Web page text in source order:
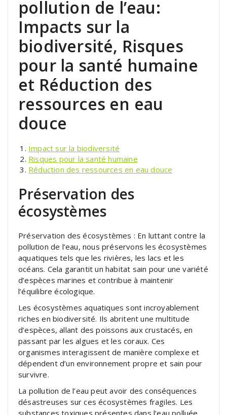
pollution de l’eau:
Impacts sur la
biodiversité, Risques
pour la santé humaine
et Réduction des
ressources en eau
douce
Impact sur la biodiversité
Risques pour la santé humaine
Réduction des ressources en eau douce
Préservation des
écosystèmes
Préservation des écosystèmes : En luttant contre la
pollution de l’eau, nous préservons les écosystèmes
aquatiques tels que les rivières, les lacs et les
océans. Cela garantit un habitat sain pour une variété
d’espèces marines et contribue à maintenir
l’équilibre écologique.
Les écosystèmes aquatiques sont incroyablement
riches en biodiversité. Ils abritent une multitude
d’espèces, allant des poissons aux crustacés, en
passant par les algues et les coraux. Ces
organismes interagissent de manière complexe et
dépendent d’un environnement propre et sain pour
survivre.
La pollution de l’eau peut avoir des conséquences
désastreuses sur ces écosystèmes fragiles. Les
substances toxiques présentes dans l’eau polluée